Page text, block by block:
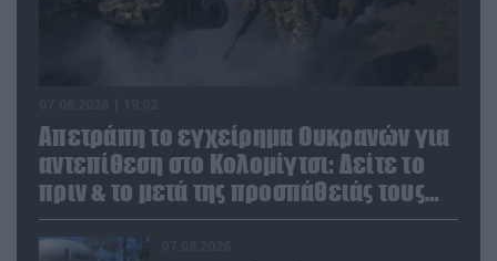
Απετράπη το εγχείρημα Ουκρανών για
αντεπίθεση στο Κολομίγτσι: Δείτε το
πριν & το μετά της προσπάθειάς τους
(βίντεο)